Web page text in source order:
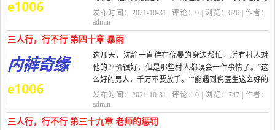
暴雨的消息，...
发布时间：2021-10-31 | 评论：0 | 浏览：626 | 作者：
admin
三人行，行不行 第四十章 暴雨
这几天，沈静一直待在倪晏的身边帮忙，所有村人对
他的评价很好，但是那些村人都误会一件事情了。“这
么好的男人，千万不要放手。”“能遇到倪医生这么好的
男人，...
发布时间：2021-10-31 | 评论：0 | 浏览： 747 | 作者：
admin
三人行，行不行 第三十九章 老师的惩罚